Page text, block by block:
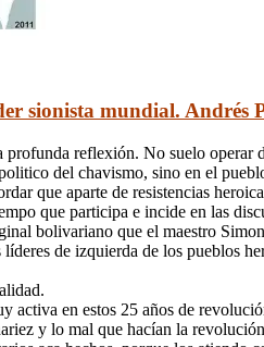
sionista mundial. Andrés
reflexión. No suelo operar
del chavismo, sino en el
que aparte de resistencias
que participa e incide en las
bolivariano que el maestro
de izquierda de los pueblos
activa en estos 25 años de
y lo mal que hacían la